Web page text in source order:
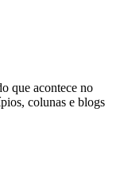
que acontece no
colunas e blogs